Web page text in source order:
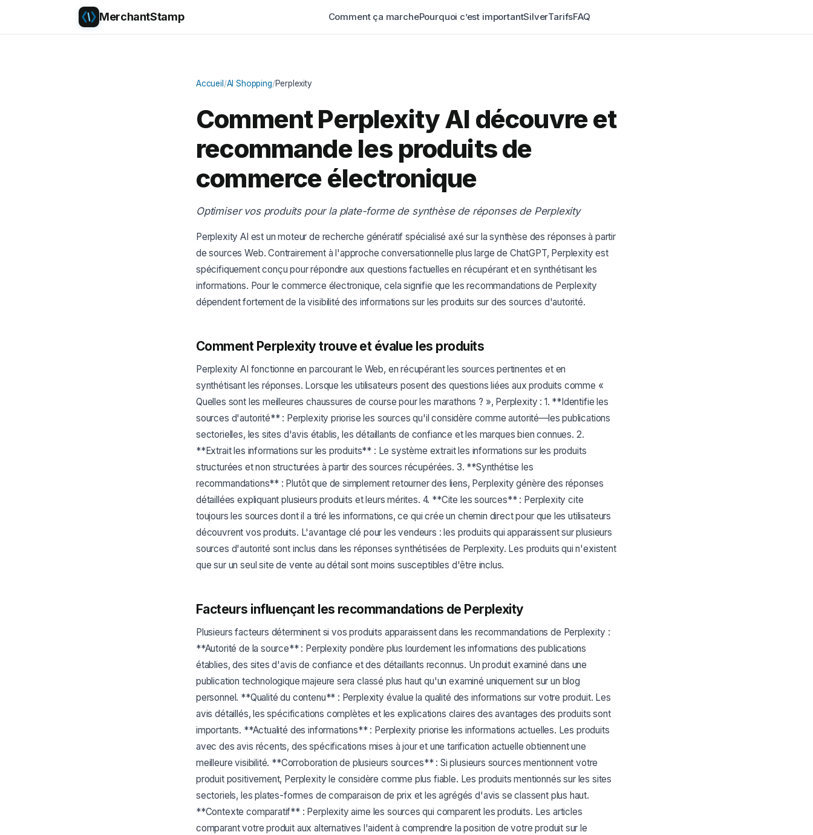
MerchantStamp Comment ça marchePourquoi c’est importantSilverTarifsFAQ
Accueil /AI Shopping/Perplexity
Comment Perplexity AI découvre et
recommande les produits de
commerce électronique
Optimiser vos produits pour la plate-forme de synthèse de réponses de Perplexity
Perplexity AI est un moteur de recherche génératif spécialisé axé sur la synthèse des réponses à partir
de sources Web. Contrairement à l'approche conversationnelle plus large de ChatGPT, Perplexity est
spécifiquement conçu pour répondre aux questions factuelles en récupérant et en synthétisant les
informations. Pour le commerce électronique, cela signifie que les recommandations de Perplexity
dépendent fortement de la visibilité des informations sur les produits sur des sources d'autorité.
Comment Perplexity trouve et évalue les produits
Perplexity AI fonctionne en parcourant le Web, en récupérant les sources pertinentes et en
synthétisant les réponses. Lorsque les utilisateurs posent des questions liées aux produits comme «
Quelles sont les meilleures chaussures de course pour les marathons ? », Perplexity : 1. **Identifie les
sources d'autorité** : Perplexity priorise les sources qu'il considère comme autorité—les publications
sectorielles, les sites d'avis établis, les détaillants de confiance et les marques bien connues. 2.
**Extrait les informations sur les produits** : Le système extrait les informations sur les produits
structurées et non structurées à partir des sources récupérées. 3. **Synthétise les
recommandations** : Plutôt que de simplement retourner des liens, Perplexity génère des réponses
détaillées expliquant plusieurs produits et leurs mérites. 4. **Cite les sources** : Perplexity cite
toujours les sources dont il a tiré les informations, ce qui crée un chemin direct pour que les utilisateurs
découvrent vos produits. L'avantage clé pour les vendeurs : les produits qui apparaissent sur plusieurs
sources d'autorité sont inclus dans les réponses synthétisées de Perplexity. Les produits qui n'existent
que sur un seul site de vente au détail sont moins susceptibles d'être inclus.
Facteurs influençant les recommandations de Perplexity
Plusieurs facteurs déterminent si vos produits apparaissent dans les recommandations de Perplexity :
**Autorité de la source** : Perplexity pondère plus lourdement les informations des publications
établies, des sites d'avis de confiance et des détaillants reconnus. Un produit examiné dans une
publication technologique majeure sera classé plus haut qu'un examiné uniquement sur un blog
personnel. **Qualité du contenu** : Perplexity évalue la qualité des informations sur votre produit. Les
avis détaillés, les spécifications complètes et les explications claires des avantages des produits sont
importants. **Actualité des informations** : Perplexity priorise les informations actuelles. Les produits
avec des avis récents, des spécifications mises à jour et une tarification actuelle obtiennent une
meilleure visibilité. **Corroboration de plusieurs sources** : Si plusieurs sources mentionnent votre
produit positivement, Perplexity le considère comme plus fiable. Les produits mentionnés sur les sites
sectoriels, les plates-formes de comparaison de prix et les agrégés d'avis se classent plus haut.
**Contexte comparatif** : Perplexity aime les sources qui comparent les produits. Les articles
comparant votre produit aux alternatives l'aident à comprendre la position de votre produit sur le